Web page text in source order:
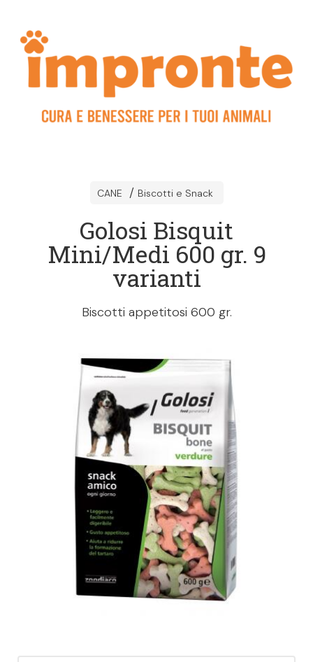
CANE Biscotti e Snack
Golosi Bisquit
Mini/Medi 600 gr. 9
varianti
Biscotti appetitosi 600 gr.